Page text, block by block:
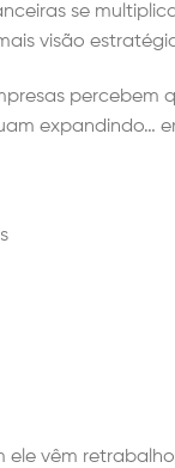
se
visão
expandindo…
vêm